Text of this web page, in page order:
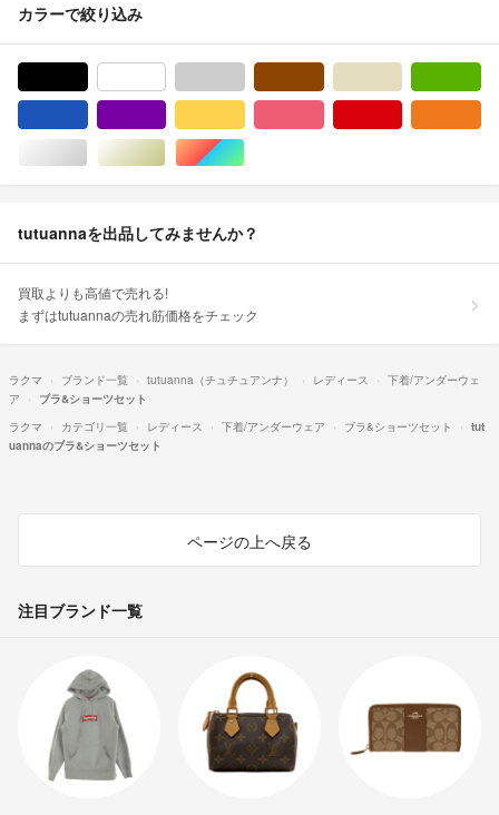
カラーで絞り込み
シルバー/銀色系ゴールド/金色系マルチカラー
tutuannaを出品してみませんか？
買取よりも高値で売れる!
まずはtutuannaの売れ筋価格をチェック
ラクマ ブランド一覧 tutuanna（チュチュアンナ） レディース
下着/アンダーウェ
ア
ブラ&ショーツセット
ラクマ
カテゴリ一覧 レディース 下着/アンダーウェア ブラ&ショーツセット
tut
uannaのブラ&ショーツセット
ページの上へ戻る
注目ブランド一覧